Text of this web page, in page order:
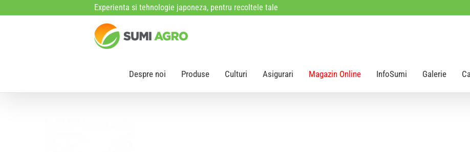
Experienta si tehnologie japoneza, pentru recoltele tale
Despre noi Produse Culturi Asigurari Magazin Online InfoSumi Galerie